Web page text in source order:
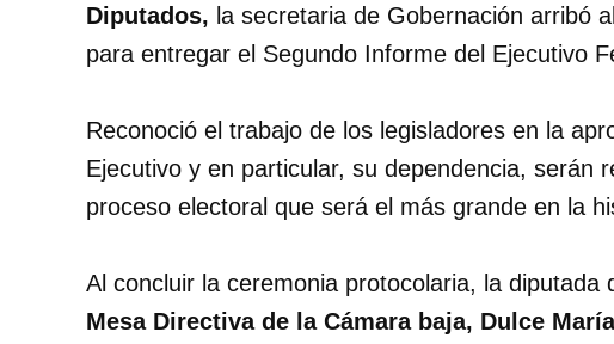
Diputados, la secretaria de Gobernación arribó
para entregar el Segundo Informe del Ejecutivo
Reconoció el trabajo de los legisladores en la
Ejecutivo y en particular, su dependencia, serán
proceso electoral que será el más grande en la
Al concluir la ceremonia protocolaria, la diputada
Mesa Directiva de la Cámara baja, Dulce